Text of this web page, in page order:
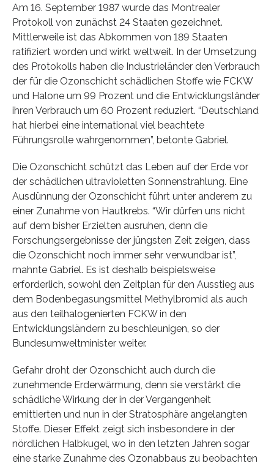
Am 16. September 1987 wurde das Montrealer
Protokoll von zunächst 24 Staaten gezeichnet.
Mittlerweile ist das Abkommen von 189 Staaten
ratifiziert worden und wirkt weltweit. In der Umsetzung
des Protokolls haben die Industrieländer den Verbrauch
der für die Ozonschicht schädlichen Stoffe wie FCKW
und Halone um 99 Prozent und die Entwicklungsländer
ihren Verbrauch um 60 Prozent reduziert. “Deutschland
hat hierbei eine international viel beachtete
Führungsrolle wahrgenommen”, betonte Gabriel.
Die Ozonschicht schützt das Leben auf der Erde vor
der schädlichen ultravioletten Sonnenstrahlung. Eine
Ausdünnung der Ozonschicht führt unter anderem zu
einer Zunahme von Hautkrebs. “Wir dürfen uns nicht
auf dem bisher Erzielten ausruhen, denn die
Forschungsergebnisse der jüngsten Zeit zeigen, dass
die Ozonschicht noch immer sehr verwundbar ist”,
mahnte Gabriel. Es ist deshalb beispielsweise
erforderlich, sowohl den Zeitplan für den Ausstieg aus
dem Bodenbegasungsmittel Methylbromid als auch
aus den teilhalogenierten FCKW in den
Entwicklungsländern zu beschleunigen, so der
Bundesumweltminister weiter.
Gefahr droht der Ozonschicht auch durch die
zunehmende Erderwärmung, denn sie verstärkt die
schädliche Wirkung der in der Vergangenheit
emittierten und nun in der Stratosphäre angelangten
Stoffe. Dieser Effekt zeigt sich insbesondere in der
nördlichen Halbkugel, wo in den letzten Jahren sogar
eine starke Zunahme des Ozonabbaus zu beobachten